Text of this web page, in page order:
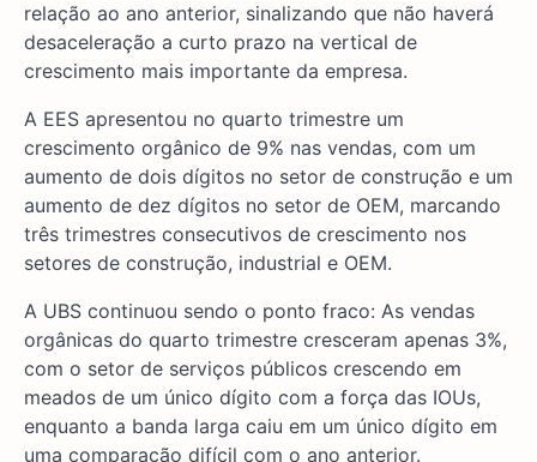
relação ao ano anterior, sinalizando que não haverá
desaceleração a curto prazo na vertical de
crescimento mais importante da empresa.
A EES apresentou no quarto trimestre um
crescimento orgânico de 9% nas vendas, com um
aumento de dois dígitos no setor de construção e um
aumento de dez dígitos no setor de OEM, marcando
três trimestres consecutivos de crescimento nos
setores de construção, industrial e OEM.
A UBS continuou sendo o ponto fraco: As vendas
orgânicas do quarto trimestre cresceram apenas 3%,
com o setor de serviços públicos crescendo em
meados de um único dígito com a força das IOUs,
enquanto a banda larga caiu em um único dígito em
uma comparação difícil com o ano anterior.